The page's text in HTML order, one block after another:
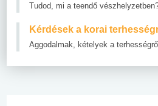
Tudod, mi a teendő
Kérdések a korai
Aggodalmak, kételyek a